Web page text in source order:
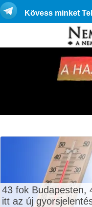
Kövess minket
43 fok Budapesten,
itt az új